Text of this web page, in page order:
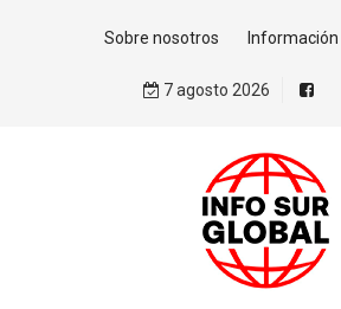
Sobre nosotros
7 agosto 2026